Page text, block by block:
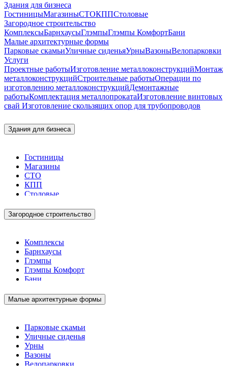
Здания для бизнеса
ГостиницыМагазиныСТОКППСтоловые
Загородное строительство
КомплексыБарнхаусыГлэмпыГлэмпы КомфортБани
Малые архитектурные формы
Парковые скамьиУличные сиденьяУрныВазоныВелопарковки
Услуги
Проектные работыИзготовление металлоконструкцийМонтаж
металлоконструкцийСтроительные работыОперации по
изготовлению металлоконструкцийДемонтажные
работыКомплектация металлопрокатаИзготовление винтовых
свай Изготовление скользящих опор для трубопроводов
Здания для бизнеса
Гостиницы
Магазины
СТО
КПП
Столовые
Загородное строительство
Комплексы
Барнхаусы
Глэмпы
Глэмпы Комфорт
Бани
Малые архитектурные формы
Парковые скамьи
Уличные сиденья
Урны
Вазоны
Велопарковки